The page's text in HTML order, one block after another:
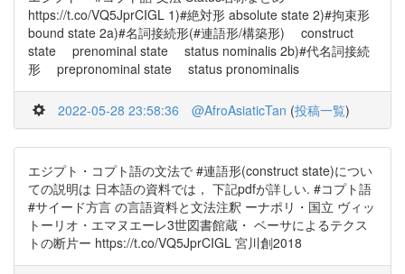
https://t.co/VQ5JprCIGL 1)#絶対形 absolute state 2)#拘束形
bound state 2a)#名詞接続形(#連語形/構築形) construct
state prenominal state status nominalis 2b)#代名詞接続
形 prepronominal state status pronominalis
2022-05-28 23:58:36 @AfroAsiaticTan (投稿一覧)
エジプト・コプト語の文法で #連語形(construct state)につい
ての説明は 日本語の資料では， 下記pdfが詳しい. #コプト語
#サイード方言 の言語資料と文法注釈 ーナポリ・国立 ヴィッ
トーリオ・エマヌエーレ3世図書館蔵・ ベーサによるテクス
トの断片ー https://t.co/VQ5JprCIGL 宮川創2018